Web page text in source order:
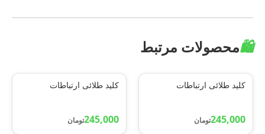
🛍️محصولات مرتبط
کلید طلائی ارتباطات
245,000تومان
کلید طلائی ارتباطات
245,000تومان